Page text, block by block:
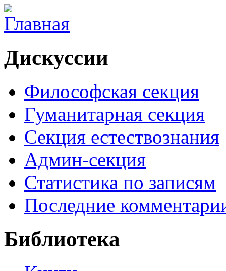
Дискуссии
Философская секция
Гуманитарная секция
Секция естествознания
Админ-секция
Статистика по записям
Последние
Библиотека